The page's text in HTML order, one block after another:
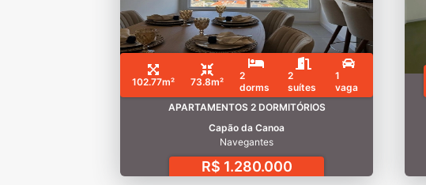
102.77m² 73.8m²
2
dorms
2
suítes
1
vaga
APARTAMENTOS 2 DORMITÓRIOS
Capão da Canoa
Navegantes
R$ 1.280.000